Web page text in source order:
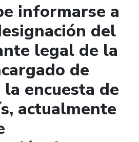
informarse a
del
legal de la
de
encuesta de
actualmente